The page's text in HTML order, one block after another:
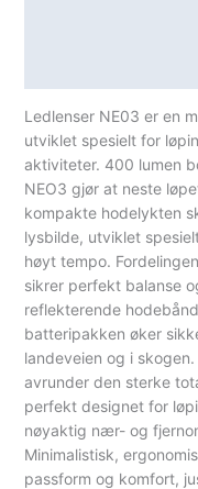
Ledlenser NE03 er en
utviklet spesielt for
aktiviteter. 400 lumen
NEO3 gjør at neste
kompakte hodelykten
lysbilde, utviklet
høyt tempo.
sikrer perfekt balanse
reflekterende
batteripakken øker
landeveien og i
avrunder den sterke
perfekt designet for
nøyaktig nær- og
Minimalistisk,
passform og komfort,